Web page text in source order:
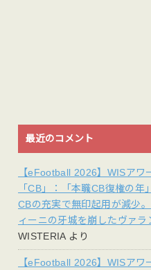
最近のコメント
【eFootball 2026】WISアワ
「CB」：「本職CB復権の年
CBの充実で無印起用が減少
ィーニの牙城を崩したヴァラ
WISTERIAより
【eFootball 2026】WISアワ